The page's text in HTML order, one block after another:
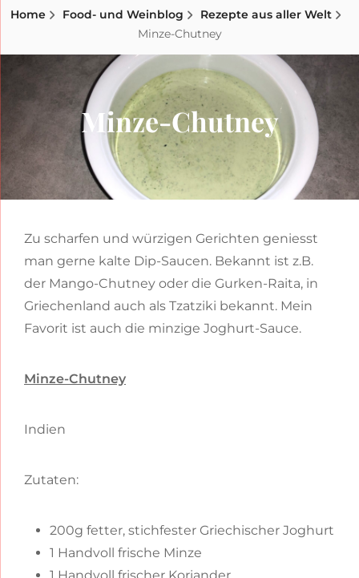
Home Food- und Weinblog
Rezepte aus aller Welt
Minze-Chutney
Minze-Chutney
Zu scharfen und würzigen Gerichten geniesst
man gerne kalte Dip-Saucen. Bekannt ist z.B.
der Mango-Chutney oder die Gurken-Raita, in
Griechenland auch als Tzatziki bekannt. Mein
Favorit ist auch die minzige Joghurt-Sauce.
Minze-Chutney
Indien
Zutaten:
200g fetter, stichfester Griechischer Joghurt
1 Handvoll frische Minze